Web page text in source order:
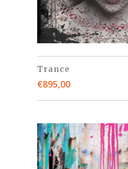
Trance
€895,00